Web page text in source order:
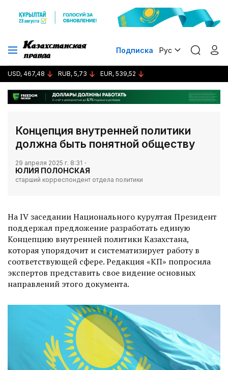
Подписка Рус
USD, 467,48 RUB, 5,73 EUR, 539,52
Концепция внутренней политики
должна быть понятной обществу
29 апреля 2025 г. 8:31
ЮЛИЯ ПОЛОНСКАЯ
старший корреспондент отдела политики
На IV заседании Национального курултая Президент
поддержал предложение разработать единую
Концепцию внутренней политики Казахстана,
которая упорядочит и систе­матизирует работу в
соответствующей сфере. Редакция «КП» попросила
экс­пертов представить свое видение основных
направлений этого документа.